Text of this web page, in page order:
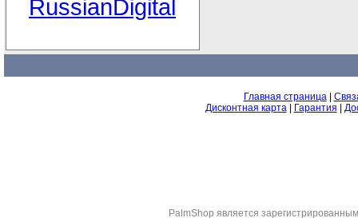
Главная страница|
Дисконтная карта| Гарантия
PalmShop являeтся